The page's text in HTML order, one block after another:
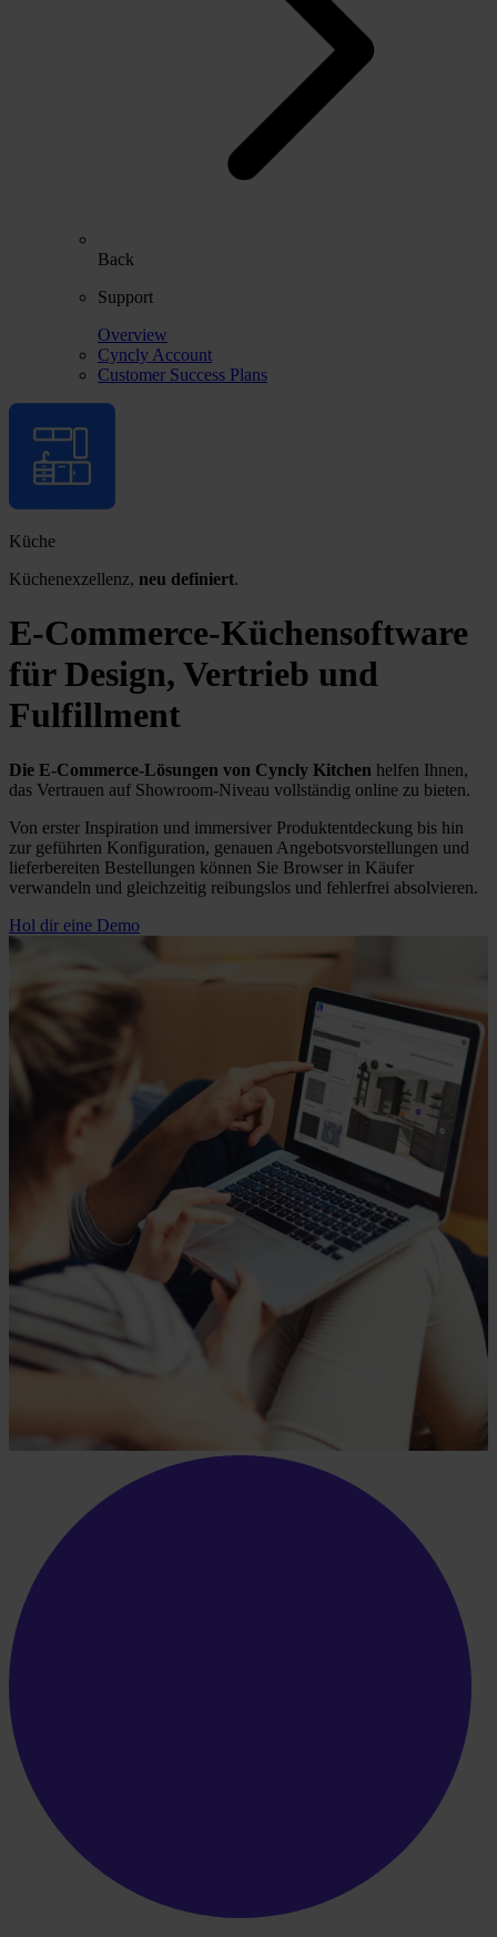
Back
Support
Overview
Cyncly Account
Customer Success Plans
Küche
Küchenexzellenz, neu definiert.
E-Commerce-Küchensoftware
für Design, Vertrieb und
Fulfillment
Die E-Commerce-Lösungen von Cyncly Kitchen helfen Ihnen,
das Vertrauen auf Showroom-Niveau vollständig online zu bieten.
Von erster Inspiration und immersiver Produktentdeckung bis hin
zur geführten Konfiguration, genauen Angebotsvorstellungen und
lieferbereiten Bestellungen können Sie Browser in Käufer
verwandeln und gleichzeitig reibungslos und fehlerfrei absolvieren.
Hol dir eine Demo